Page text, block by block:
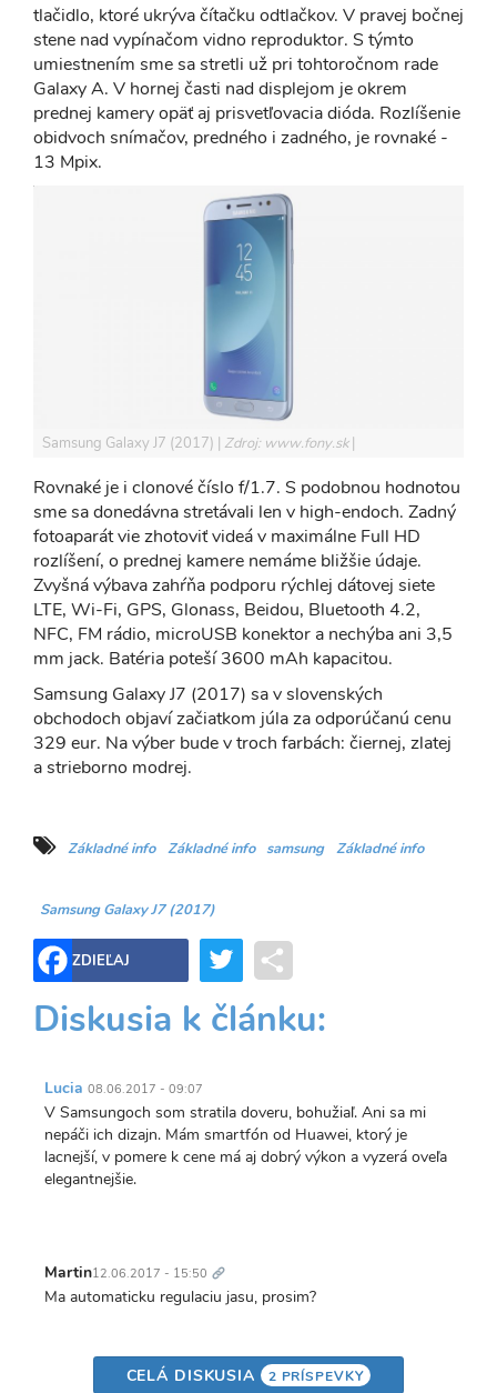
tlačidlo, ktoré ukrýva čítačku odtlačkov. V pravej bočnej
stene nad vypínačom vidno reproduktor. S týmto
umiestnením sme sa stretli už pri tohtoročnom rade
Galaxy A. V hornej časti nad displejom je okrem
prednej kamery opäť aj prisvetľovacia dióda. Rozlíšenie
obidvoch snímačov, predného i zadného, je rovnaké -
13 Mpix.
Samsung Galaxy J7 (2017) Zdroj: www.fony.sk
Rovnaké je i clonové číslo f/1.7. S podobnou hodnotou
sme sa donedávna stretávali len v high-endoch. Zadný
fotoaparát vie zhotoviť videá v maximálne Full HD
rozlíšení, o prednej kamere nemáme bližšie údaje.
Zvyšná výbava zahŕňa podporu rýchlej dátovej siete
LTE, Wi-Fi, GPS, Glonass, Beidou, Bluetooth 4.2,
NFC, FM rádio, microUSB konektor a nechýba ani 3,5
mm jack. Batéria poteší 3600 mAh kapacitou.
Samsung Galaxy J7 (2017) sa v slovenských
obchodoch objaví začiatkom júla za odporúčanú cenu
329 eur. Na výber bude v troch farbách: čiernej, zlatej
a strieborno modrej.
Základné info Základné info samsung Základné info
Samsung Galaxy J7 (2017)
ZDIEĽAJ Twitter
Diskusia k článku:
Lucia 08.06.2017 - 09:07
V Samsungoch som stratila doveru, bohužiaľ. Ani sa mi
nepáči ich dizajn. Mám smartfón od Huawei, ktorý je
lacnejší, v pomere k cene má aj dobrý výkon a vyzerá oveľa
elegantnejšie.
Martin12.06.2017 - 15:50 odkaz
Ma automaticku regulaciu jasu, prosim?
CELÁ DISKUSIA 2 PRÍSPEVKY